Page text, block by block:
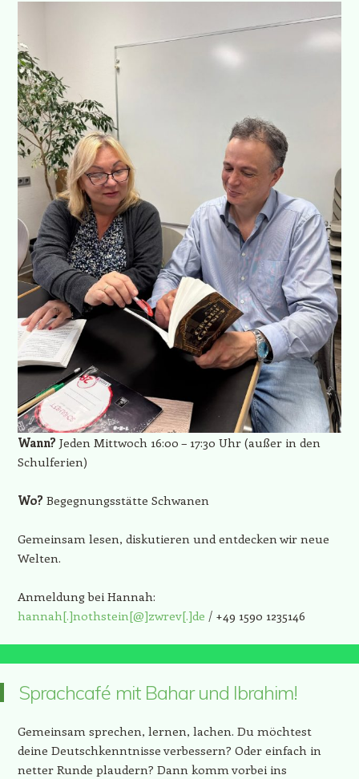
Wann? Jeden Mittwoch 16:00 – 17:30 Uhr (außer in den
Schulferien)
Wo? Begegnungsstätte Schwanen
Gemeinsam lesen, diskutieren und entdecken wir neue
Welten.
Anmeldung bei Hannah:
hannah[.]nothstein[@]zwrev[.]de / +49 1590 1235146
Sprachcafé mit Bahar und Ibrahim!
Gemeinsam sprechen, lernen, lachen. Du möchtest
deine Deutschkenntnisse verbessern? Oder einfach in
netter Runde plaudern? Dann komm vorbei ins